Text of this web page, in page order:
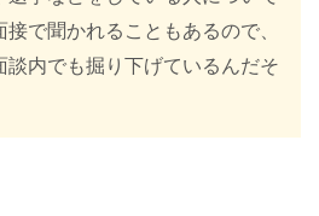
で聞かれることもあるので、
談内でも掘り下げているんだそ